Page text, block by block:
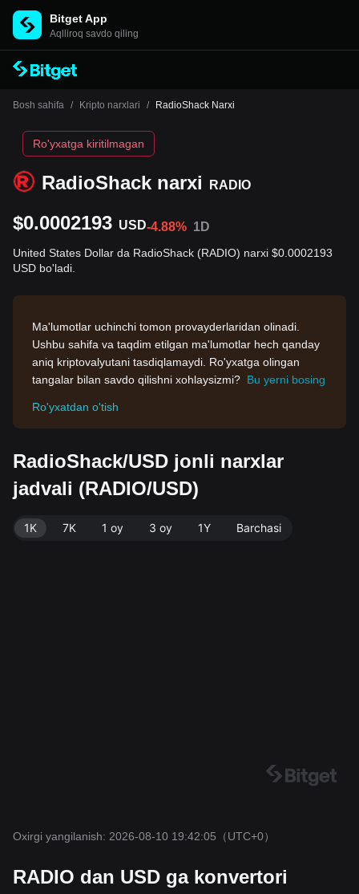
Bitget App
Aqlliroq savdo qiling
Bosh sahifa / Kripto narxlari / RadioShack Narxi
RadioShack narxi RADIO
Ro'yxatga kiritilmagan
$0.0002193 USD-4.88% 1D
United States Dollar da RadioShack (RADIO) narxi $0.0002193
USD bo'ladi.
Ma'lumotlar uchinchi tomon provayderlaridan olinadi.
Ushbu sahifa va taqdim etilgan ma'lumotlar hech qanday
aniq kriptovalyutani tasdiqlamaydi. Ro'yxatga olingan
tangalar bilan savdo qilishni xohlaysizmi? Bu yerni bosing
Ro'yxatdan o'tish
RadioShack/USD jonli narxlar
jadvali (RADIO/USD)
1K 7K 1 oy 3 oy 1Y Barchasi
Oxirgi yangilanish: 2026-08-10 19:42:05 （UTC+0）
RADIO dan USD ga konvertori